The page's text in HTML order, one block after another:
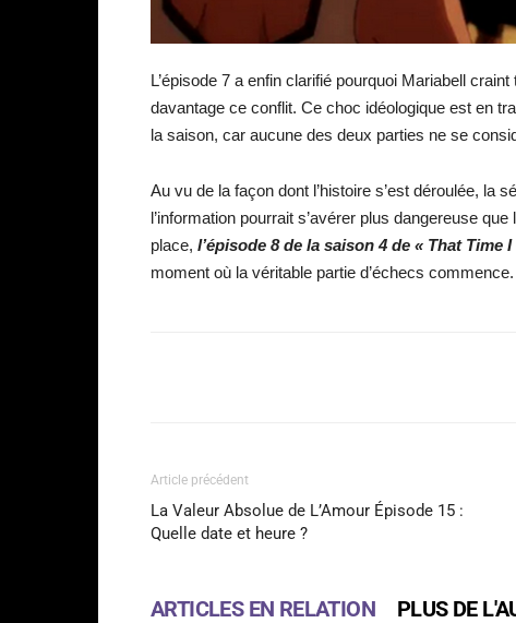
L’épisode 7 a enfin clarifié pourquoi Mariabell
davantage ce conflit. Ce choc idéologique est en
la saison, car aucune des deux parties ne se
Au vu de la façon dont l’histoire s’est déroulée, la
l’information pourrait s’avérer plus dangereuse
place, l’épisode 8 de la saison 4 de « That Time
moment où la véritable partie d’échecs commence.
Article précédent
La Valeur Absolue de L’Amour Épisode 15 :
Quelle date et heure ?
ARTICLES EN RELATION PLUS DE